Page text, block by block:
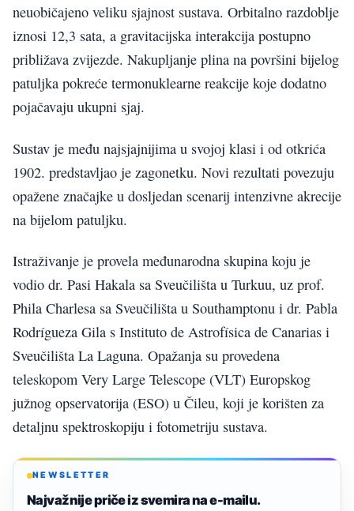
neuobičajeno veliku sjajnost sustava. Orbitalno razdoblje
iznosi 12,3 sata, a gravitacijska interakcija postupno
približava zvijezde. Nakupljanje plina na površini bijelog
patuljka pokreće termonuklearne reakcije koje dodatno
pojačavaju ukupni sjaj.
Sustav je među najsjajnijima u svojoj klasi i od otkrića
1902. predstavljao je zagonetku. Novi rezultati povezuju
opažene značajke u dosljedan scenarij intenzivne akrecije
na bijelom patuljku.
Istraživanje je provela međunarodna skupina koju je
vodio dr. Pasi Hakala sa Sveučilišta u Turkuu, uz prof.
Phila Charlesa sa Sveučilišta u Southamptonu i dr. Pabla
Rodrígueza Gila s Instituto de Astrofísica de Canarias i
Sveučilišta La Laguna. Opažanja su provedena
teleskopom Very Large Telescope (VLT) Europskog
južnog opservatorija (ESO) u Čileu, koji je korišten za
detaljnu spektroskopiju i fotometriju sustava.
NEWSLETTER
Najvažnije priče iz svemira na e-mailu.